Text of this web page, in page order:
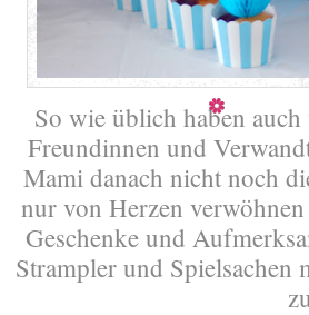
So wie üblich haben
Freundinnen und
Mami danach nicht noch
nur von Herzen
Geschenke und
Strampler und Spielsachen